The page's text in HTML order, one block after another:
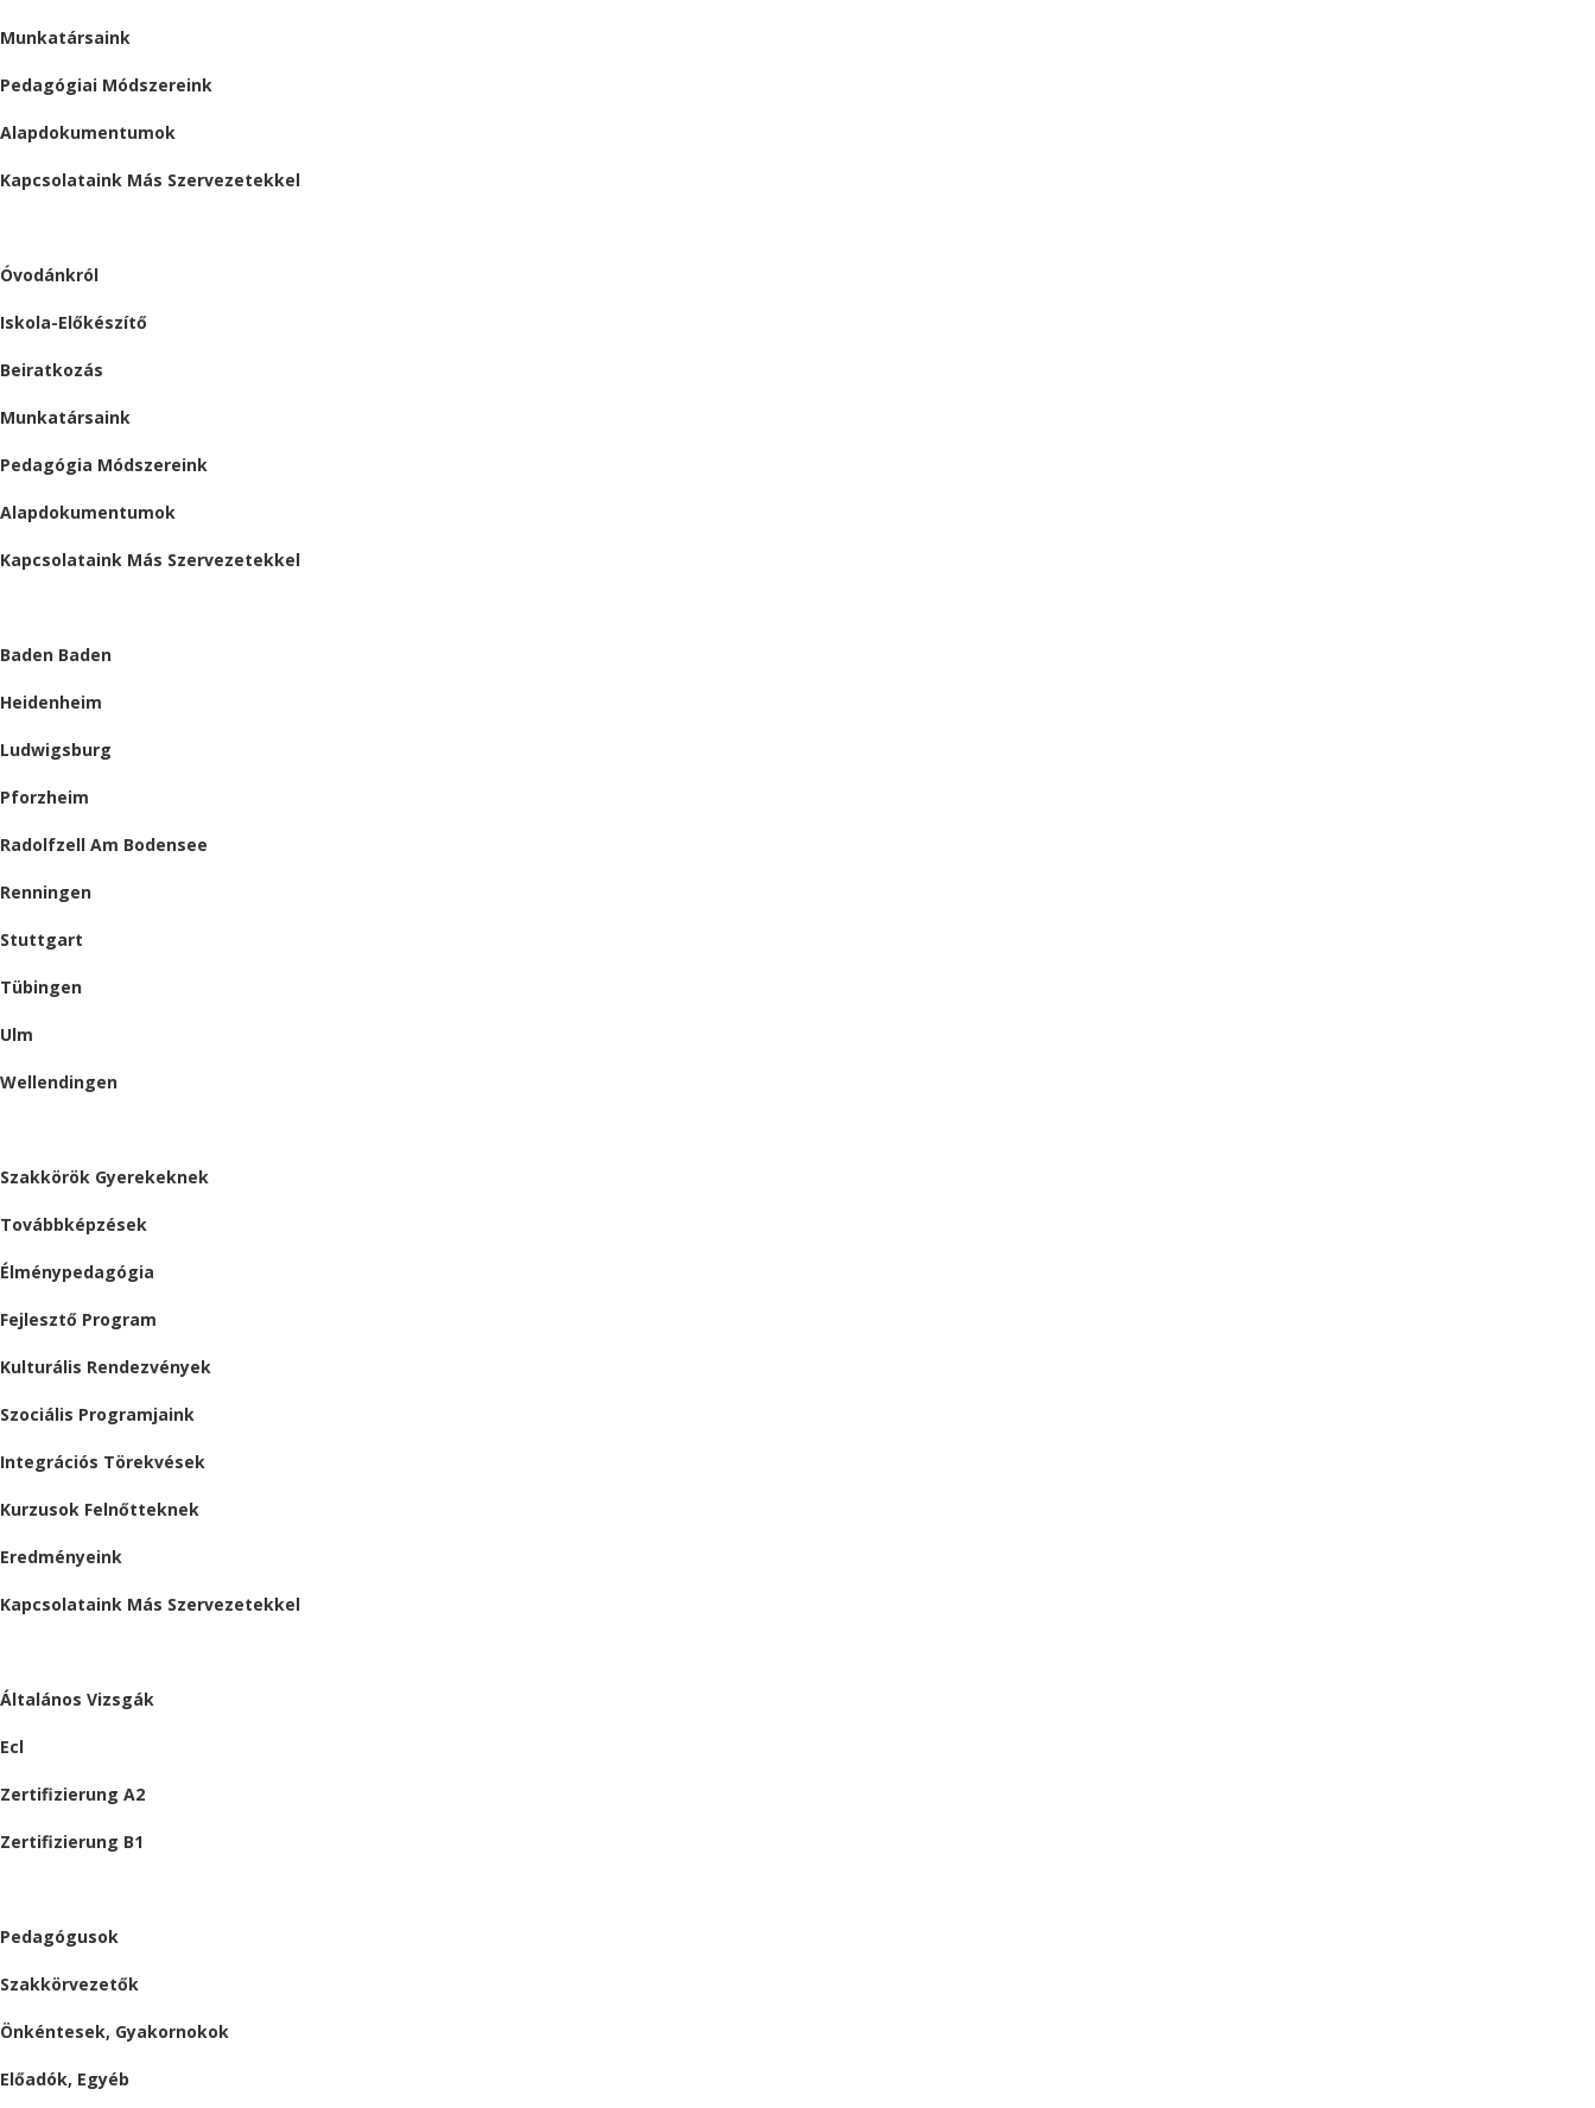
Munkatársaink
Pedagógiai Módszereink
Alapdokumentumok
Kapcsolataink Más Szervezetekkel
Óvodánkról
Iskola-Előkészítő
Beiratkozás
Munkatársaink
Pedagógia Módszereink
Alapdokumentumok
Kapcsolataink Más Szervezetekkel
Baden Baden
Heidenheim
Ludwigsburg
Pforzheim
Radolfzell Am Bodensee
Renningen
Stuttgart
Tübingen
Ulm
Wellendingen
Szakkörök Gyerekeknek
Továbbképzések
Élménypedagógia
Fejlesztő Program
Kulturális Rendezvények
Szociális Programjaink
Integrációs Törekvések
Kurzusok Felnőtteknek
Eredményeink
Kapcsolataink Más Szervezetekkel
Általános Vizsgák
Ecl
Zertifizierung A2
Zertifizierung B1
Pedagógusok
Szakkörvezetők
Önkéntesek, Gyakornokok
Előadók, Egyéb